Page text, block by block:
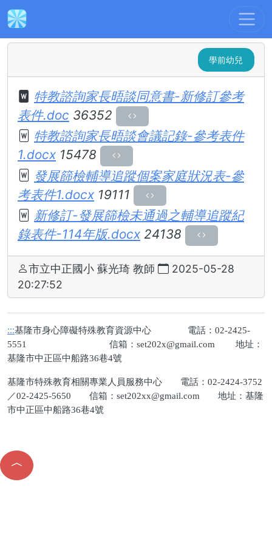
:::
幼兒發展篩檢輔導追蹤紀錄
與其他相關表件
學前幼兒
特教諮詢家長晤談同意書-新修訂參考
表件.doc 36352
特教諮詢家長晤談會議記錄-參考表件
1.docx 15478
發展篩檢輔導追蹤個案家庭狀況表-參
考表件1.docx 19111
新修訂-發展篩檢未通過之輔導追蹤紀
錄表件-114年版.docx 24138
市立中正國小 蘇光琦 教師
2025-05-28
20:27:52
:::基隆市身心障礙特殊教育資源中心 電話：02-2425-
5551 信箱： set202x@gmail.com 地址：
基隆市中正區中船路36巷4號
基隆市特殊教育相關專業人員服務中心 電話：02-2424-3752
／02-2425-5650 信箱： set202xx@gmail.com 地址：基隆
市中正區中船路36巷4號